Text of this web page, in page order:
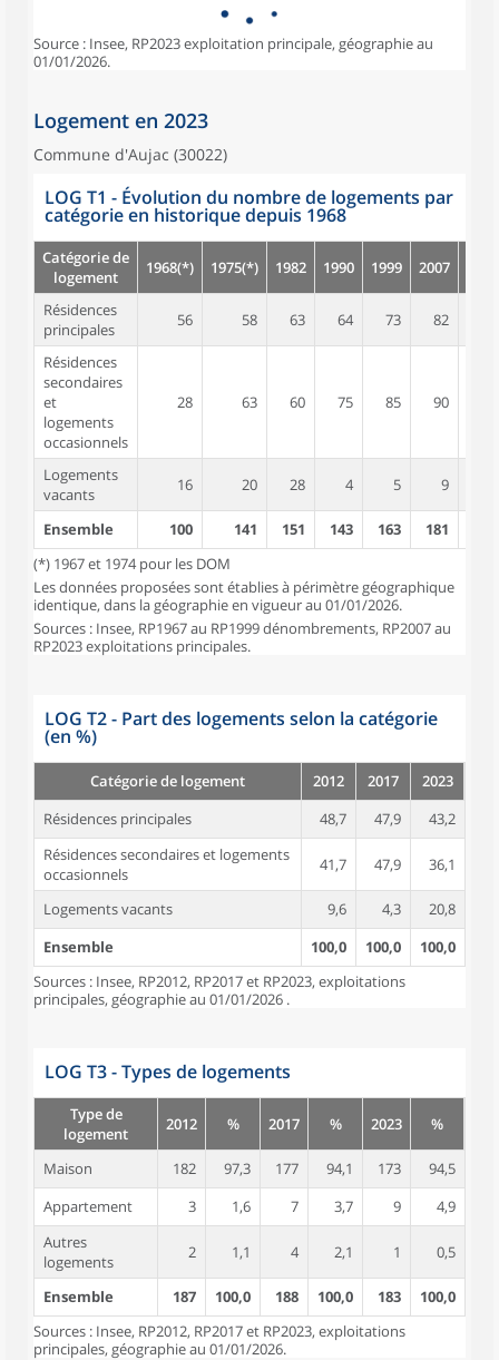
Source : Insee, RP2023 exploitation principale, géographie au
01/01/2026.
Logement en 2023
Commune d'Aujac (30022)
LOG T1 - Évolution du nombre de logements par
catégorie en historique depuis 1968
Catégorie de
logement
1968(*) 1975(*) 1982 1990 1999 2007
Résidences
principales
56 58 63 64 73 82
Résidences
secondaires
et
logements
occasionnels
28 63 60 75 85 90
Logements
vacants
16 20 28 4 5 9
Ensemble 100 141 151 143 163 181
(*) 1967 et 1974 pour les DOM
Les données proposées sont établies à périmètre géographique
identique, dans la géographie en vigueur au 01/01/2026.
Sources : Insee, RP1967 au RP1999 dénombrements, RP2007 au
RP2023 exploitations principales.
LOG T2 - Part des logements selon la catégorie
(en %)
Catégorie de logement 2012 2017
2023
Résidences principales
48,7 47,9
43,2
Résidences secondaires et logements
occasionnels
41,7 47,9 36,1
Logements vacants 9,6 4,3
20,8
Ensemble
100,0 100,0
100,0
Sources : Insee, RP2012, RP2017 et RP2023, exploitations
principales, géographie au 01/01/2026 .
LOG T3 - Types de logements
Type de
logement
2012 % 2017 % 2023 %
Maison 182 97,3 177 94,1 173
94,5
Appartement
3 1,6 7 3,7 9
4,9
Autres
logements
2 1,1 4 2,1 1 0,5
Ensemble 187 100,0 188 100,0 183
100,0
Sources : Insee, RP2012, RP2017 et RP2023, exploitations
principales, géographie au 01/01/2026.